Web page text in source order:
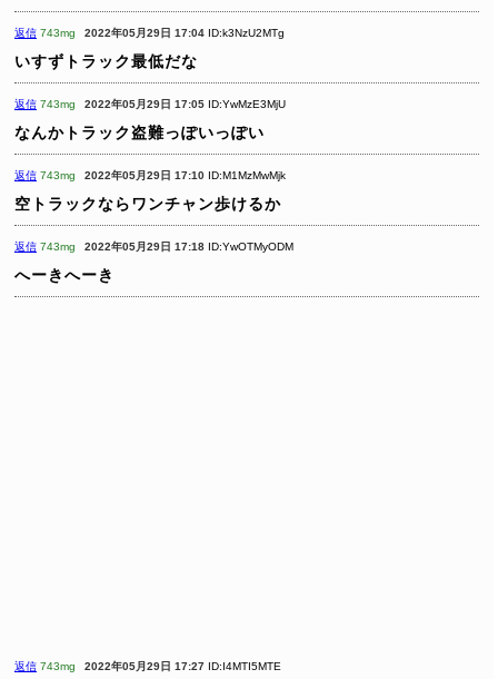
返信 743mg 2022年05月29日 17:04 ID:k3NzU2MTg
いすずトラック最低だな
返信 743mg 2022年05月29日 17:05 ID:YwMzE3MjU
なんかトラック盗難っぽいっぽい
返信 743mg 2022年05月29日 17:10 ID:M1MzMwMjk
空トラックならワンチャン歩けるか
返信 743mg 2022年05月29日 17:18 ID:YwOTMyODM
へーきへーき
返信 743mg 2022年05月29日 17:27 ID:I4MTI5MTE